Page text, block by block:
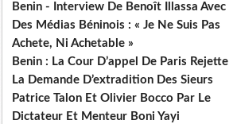
Benin - Interview De Benoît Illassa Avec
Des Médias Béninois : « Je Ne Suis Pas
Achete, Ni Achetable »
Benin : La Cour D’appel De Paris Rejette
La Demande D’extradition Des Sieurs
Patrice Talon Et Olivier Bocco Par Le
Dictateur Et Menteur Boni Yayi